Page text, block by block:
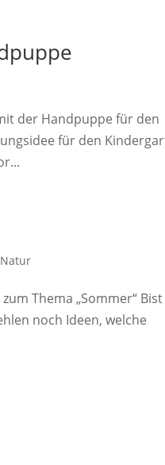
der Handpuppe für den
für den
Thema „Sommer“
noch Ideen, welche